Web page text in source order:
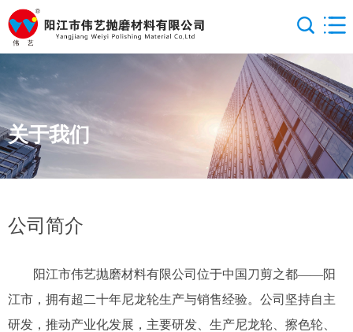
关于我们
公司简介
阳江市伟艺抛磨材料有限公司位于中国刀剪之都——阳
江市，拥有超 二十年尼龙轮生产与销售经验。公司坚持自主
研发，推动产业化发展，主要研发
生产尼龙轮、擦色轮、